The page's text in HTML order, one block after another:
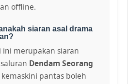
offline.
siaran asal drama
ini merupakan siaran
Dendam Seorang
pantas boleh